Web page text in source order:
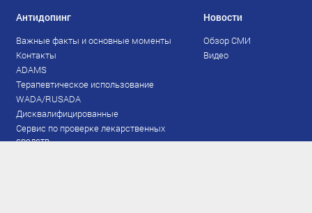
Антидопинг
Важные факты и основные моменты
Контакты
ADAMS
Терапевтическое использование
WADA/RUSADA
Дисквалифицированные
Сервис по проверке лекарственных
средств
Новости
Обзор СМИ
Видео